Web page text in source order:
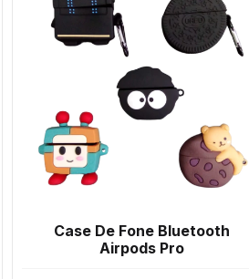
Case De Fone Bluetooth
Airpods Pro